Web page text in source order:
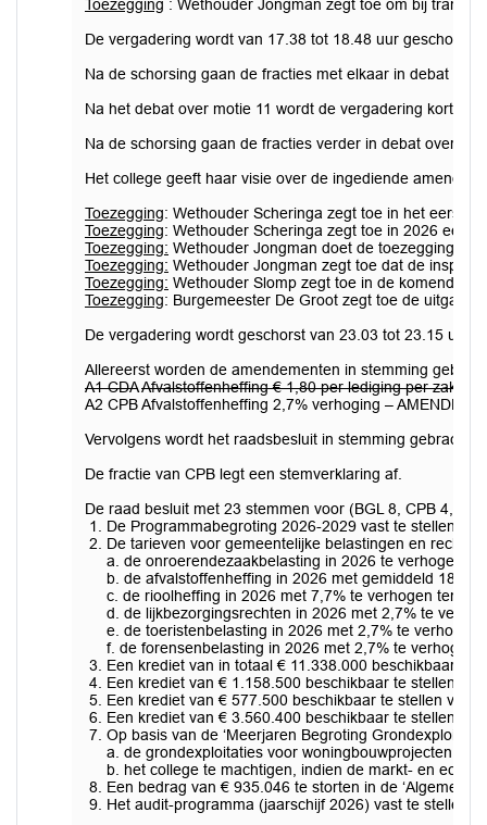
Toezegging : Wethouder Jongman zegt toe om bij
De vergadering wordt van 17.38 tot 18.48 uur geschorst.
Na de schorsing gaan de fracties met elkaar in debat
Na het debat over motie 11 wordt de vergadering kort
Na de schorsing gaan de fracties verder in debat over de
Het college geeft haar visie over de ingediende
Toezegging: Wethouder Scheringa zegt toe in het eerste
Toezegging: Wethouder Scheringa zegt toe in 2026 een
Toezegging: Wethouder Jongman doet de toezegging
Toezegging: Wethouder Jongman zegt toe dat de
Toezegging: Wethouder Slomp zegt toe in de komende
Toezegging: Burgemeester De Groot zegt toe de
De vergadering wordt geschorst van 23.03 tot 23.15 uur.
Allereerst worden de amendementen in stemming
A1 CDAAfvalstoffenheffing € 1,80 per lediging per zak
A2 CPB Afvalstoffenheffing 2,7% verhoging –
Vervolgens wordt het raadsbesluit in stemming gebracht.
De fractie van CPB legt een stemverklaring af.
De raad besluit met 23 stemmen voor (BGL 8, CPB 4,
De Programmabegroting 2026-2029 vast te stellen.
De tarieven voor gemeentelijke belastingen en
a. de onroerendezaakbelasting in 2026 te verhogen
b. de afvalstoffenheffing in 2026 met gemiddeld
c. de rioolheffing in 2026 met 7,7% te verhogen ten
d. de lijkbezorgingsrechten in 2026 met 2,7% te
e. de toeristenbelasting in 2026 met 2,7% te verhogen
f. de forensenbelasting in 2026 met 2,7% te verhogen
Een krediet van in totaal € 11.338.000 beschikbaar te
Een krediet van € 1.158.500 beschikbaar te stellen
Een krediet van € 577.500 beschikbaar te stellen
Een krediet van € 3.560.400 beschikbaar te stellen
Op basis van de ‘Meerjaren Begroting
a. de grondexploitaties voor woningbouwprojecten en
b. het college te machtigen, indien de markt- en
Een bedrag van € 935.046 te storten in de
Het audit-programma (jaarschijf 2026) vast te stellen